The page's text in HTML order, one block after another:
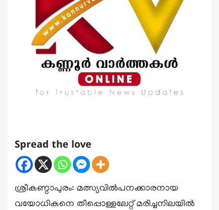
Spread the love
ശ്രീകണ്ഠാപുരം: മത്സ്യവിൽപനക്കാരനായ
വയോധികനെ തീപ്പൊള്ളലേറ്റ് മരിച്ചനിലയിൽ